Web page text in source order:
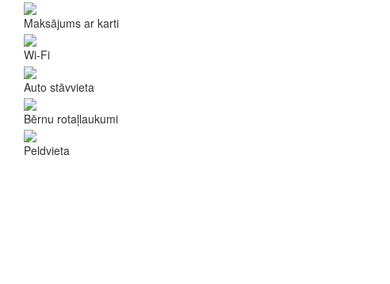
Maksājums ar karti
Wi-Fi
Auto stāvvieta
Bērnu rotaļlaukumi
Peldvieta